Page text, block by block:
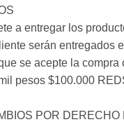
a entregar los
serán
se acepte la compra
pesos $100.000
POR